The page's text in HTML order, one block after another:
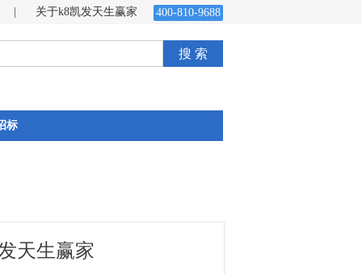
关于k8凯发天生赢家 400-810-9688
搜 索
标
天生赢家